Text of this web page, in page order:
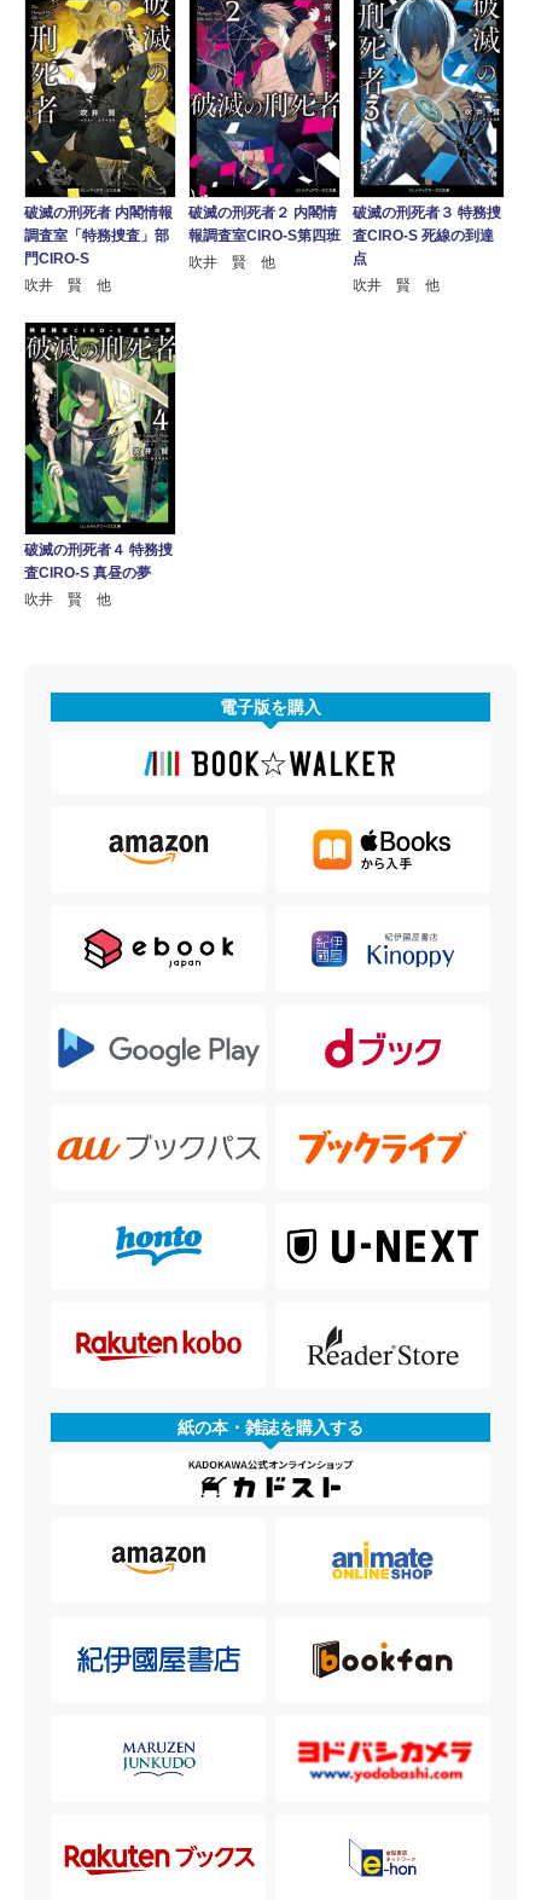
破滅の刑死者 内閣情報
調査室「特務捜査」部
門CIRO-S
吹井 賢 他
破滅の刑死者２ 内閣情
報調査室CIRO-S第四班
吹井 賢 他
破滅の刑死者３ 特務捜
査CIRO-S 死線の到達
点
吹井 賢 他
破滅の刑死者４ 特務捜
査CIRO-S 真昼の夢
吹井 賢 他
電子版を購入
紙の本・雑誌を購入する